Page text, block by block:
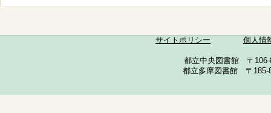
サイトポリシー 個人情
都立中央図書館 〒
都立多摩図書館 〒185-